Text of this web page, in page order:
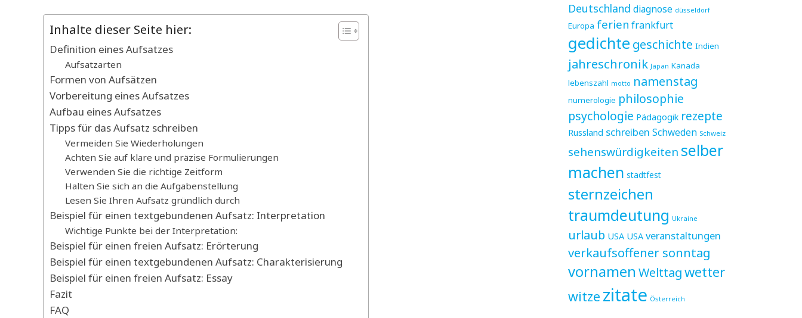
Inhalte dieser Seite hier:
Definition eines Aufsatzes
Aufsatzarten
Formen von Aufsätzen
Vorbereitung eines Aufsatzes
Aufbau eines Aufsatzes
Tipps für das Aufsatz schreiben
Vermeiden Sie Wiederholungen
Achten Sie auf klare und präzise Formulierungen
Verwenden Sie die richtige Zeitform
Halten Sie sich an die Aufgabenstellung
Lesen Sie Ihren Aufsatz gründlich durch
Beispiel für einen textgebundenen Aufsatz: Interpretation
Wichtige Punkte bei der Interpretation:
Beispiel für einen freien Aufsatz: Erörterung
Beispiel für einen textgebundenen Aufsatz: Charakterisierung
Beispiel für einen freien Aufsatz: Essay
Fazit
FAQ
Deutschland diagnose düsseldorf
Europa ferien frankfurt
gedichte geschichte Indien
jahreschronik Japan Kanada
lebenszahl motto namenstag
numerologie philosophie
psychologie Pädagogik rezepte
Russland schreiben Schweden Schweiz
sehenswürdigkeiten selber
machen stadtfest
sternzeichen
traumdeutung Ukraine
urlaub USA USA veranstaltungen
verkaufsoffener sonntag
vornamen Welttagwetter
witze zitate Österreich